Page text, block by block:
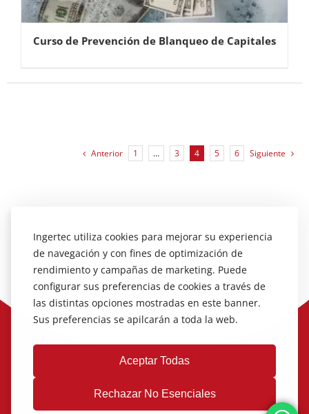
Curso de Prevención de Blanqueo de Capitales
Anterior 1 … 3 4 5 6 Siguiente
Ingertec utiliza cookies para mejorar su experiencia
de navegación y con fines de optimización de
rendimiento y campañas de marketing. Puede
configurar sus preferencias de cookies a través de
las distintas opciones mostradas en este banner.
Sus preferencias se apilcarán a toda la web.
Aceptar Todas
Rechazar No Esenciales